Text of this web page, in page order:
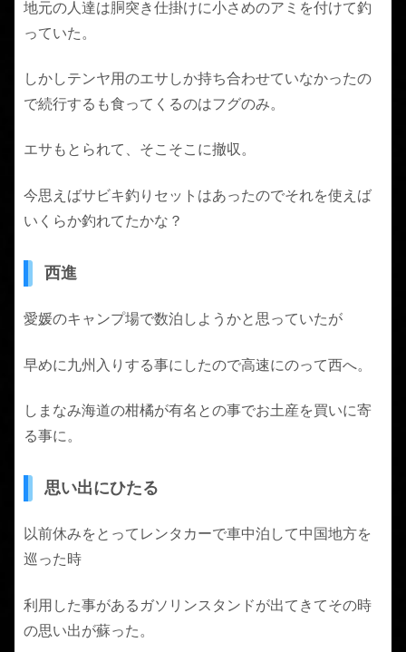
地元の人達は胴突き仕掛けに小さめのアミを付けて釣
っていた。
しかしテンヤ用のエサしか持ち合わせていなかったの
で続行するも食ってくるのはフグのみ。
エサもとられて、そこそこに撤収。
今思えばサビキ釣りセットはあったのでそれを使えば
いくらか釣れてたかな？
西進
愛媛のキャンプ場で数泊しようかと思っていたが
早めに九州入りする事にしたので高速にのって西へ。
しまなみ海道の柑橘が有名との事でお土産を買いに寄
る事に。
思い出にひたる
以前休みをとってレンタカーで車中泊して中国地方を
巡った時
利用した事があるガソリンスタンドが出てきてその時
の思い出が蘇った。